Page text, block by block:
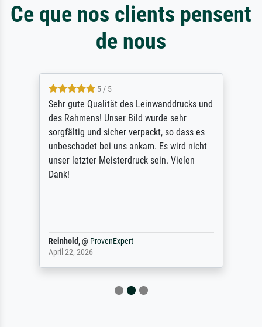
Ce que nos clients pensent
de nous
5 / 5
Sehr gute Qualität des Leinwanddrucks und
des Rahmens! Unser Bild wurde sehr
sorgfältig und sicher verpackt, so dass es
unbeschadet bei uns ankam. Es wird nicht
unser letzter Meisterdruck sein. Vielen
Dank!
Reinhold,@ ProvenExpert
April 22, 2026